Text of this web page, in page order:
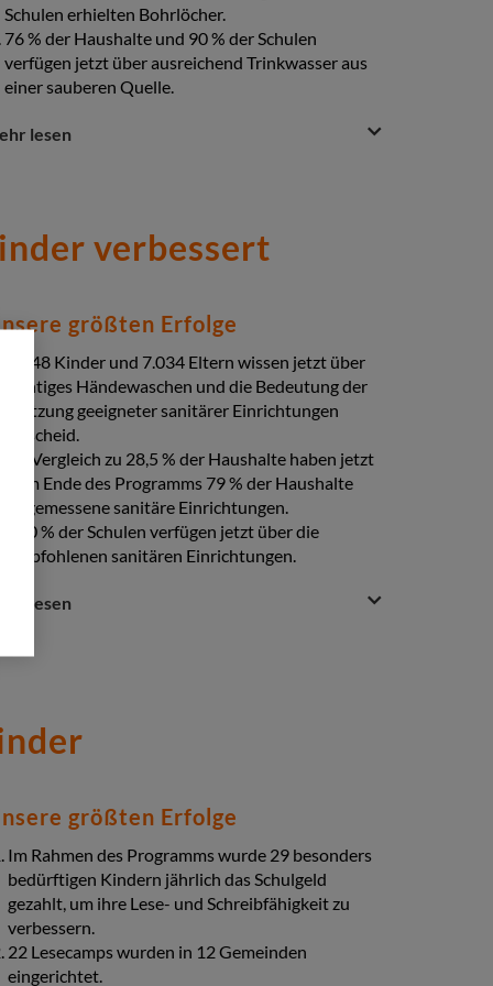
Schulen erhielten Bohrlöcher.
76 % der Haushalte und 90 % der Schulen
verfügen jetzt über ausreichend Trinkwasser aus
einer sauberen Quelle.
lesen
Wasserwirtschaftsausschüssen wurden in der
Verwaltung von Wassersystemen einschließlich
Beiträge der Begünstigten geschult.
Durch die Verbesserung der Wasserversorgung
und Hygiene verbesserte sich die Gesundheit vor
allem auch bei den Kindern.
verbessert
größten Erfolge
8.348 Kinder und 7.034 Eltern wissen jetzt über
richtiges Händewaschen und die Bedeutung der
Nutzung geeigneter sanitärer Einrichtungen
Bescheid.
Im Vergleich zu 28,5 % der Haushalte haben jetzt
zum Ende des Programms 79 % der Haushalte
angemessene sanitäre Einrichtungen.
100 % der Schulen verfügen jetzt über die
empfohlenen sanitären Einrichtungen.
lesen
und Medikamente für Kinder unter fünf Jahren,
um die Unterernährung einzudämmen.
fünf Jahren eine primäre Gesundheitserziehung.
größten Erfolge
Im Rahmen des Programms wurde 29 besonders
bedürftigen Kindern jährlich das Schulgeld
gezahlt, um ihre Lese- und Schreibfähigkeit zu
verbessern.
22 Lesecamps wurden in 12 Gemeinden
eingerichtet.